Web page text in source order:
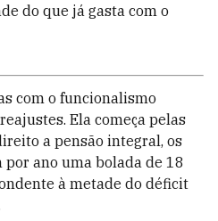
do que já gasta com o
com o funcionalismo
Ela começa pelas
a pensão integral, os
ano uma bolada de 18
à metade do défi­cit